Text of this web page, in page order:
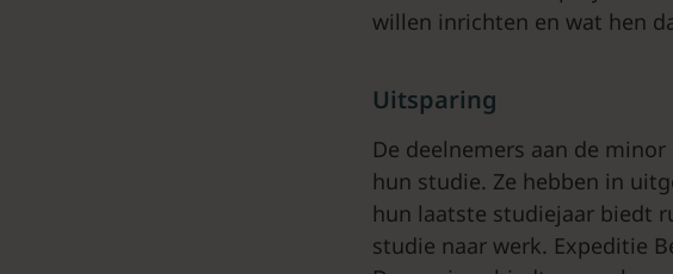
willen inrichten en wat hen
Uitsparing
De deelnemers aan de
hun studie. Ze hebben in
hun laatste studiejaar biedt
studie naar werk. Expeditie